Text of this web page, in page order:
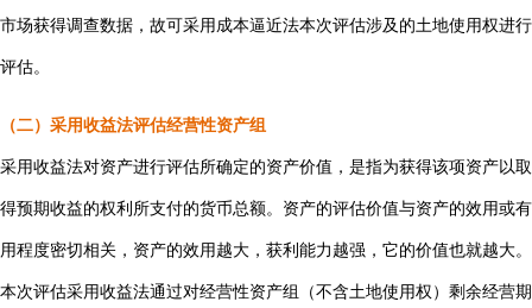
市场获得调查数据，故可采用成本逼近法本次评估涉及的土地使用权进行
评估。
（二）采用收益法评估经营性资产组
采用收益法对资产进行评估所确定的资产价值，是指为获得该项资产以取
得预期收益的权利所支付的货币总额。资产的评估价值与资产的效用或有
用程度密切相关，资产的效用越大，获利能力越强，它的价值也就越大。
本次评估采用收益法通过对经营性资产组（不含土地使用权）剩余经营期